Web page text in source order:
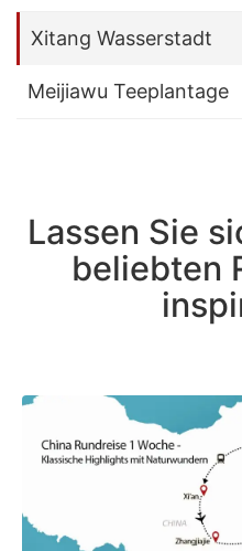
Xitang Wasserstadt
Meijiawu Teeplantage
Lassen Sie
beliebten